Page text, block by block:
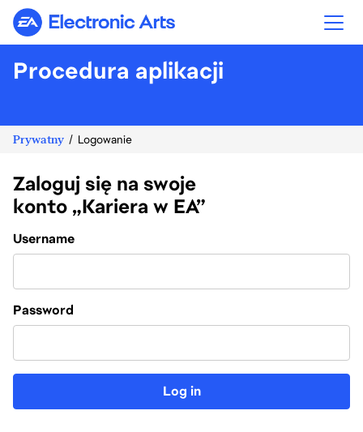
Electronic Arts
Procedura aplikacji
Prywatny Logowanie
Zaloguj się na swoje
konto „Kariera w EA”
Login
Username
Password
Log in